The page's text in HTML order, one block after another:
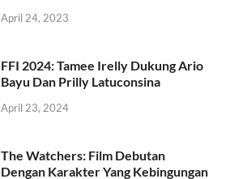
April 24, 2023
FFI 2024: Tamee Irelly Dukung Ario
Bayu Dan Prilly Latuconsina
April 23, 2024
The Watchers: Film Debutan
Dengan Karakter Yang Kebingungan